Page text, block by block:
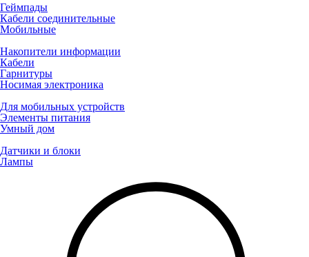
Геймпады
Кабели соединительные
Мобильные
Накопители информации
Кабели
Гарнитуры
Носимая электроника
Для мобильных устройств
Элементы питания
Умный дом
Датчики и блоки
Лампы